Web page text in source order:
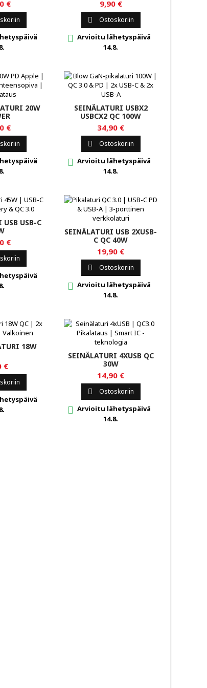
€ 9,90 €
 Ostoskoriin
 Arvioitu lähetyspäivä
14.8.
20W
€
SEINÄLATURI USBX2
USBCX2 QC 100W
34,90 €
 Ostoskoriin
 Arvioitu lähetyspäivä
14.8.
USB-C
€
SEINÄLATURI USB 2XUSB-
C QC 40W
19,90 €
 Ostoskoriin
 Arvioitu lähetyspäivä
14.8.
18W
€
SEINÄLATURI 4XUSB QC
30W
14,90 €
 Ostoskoriin
 Arvioitu lähetyspäivä
14.8.